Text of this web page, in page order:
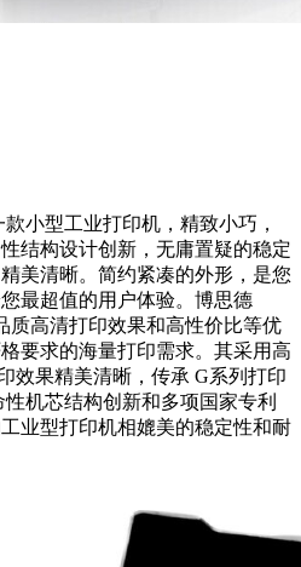
款小型工业打印机，精致小巧，
结构设计创新，无庸置疑的稳定
美清晰。简约紧凑的外形，是您
最超值的用户体验。博思德
质高清打印效果和高性价比等优
要求的海量打印需求。其采用高
效果精美清晰，传承 G系列打印
机芯结构创新和多项国家专利
业型打印机相媲美的稳定性和耐